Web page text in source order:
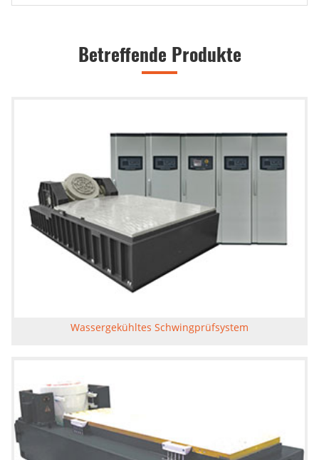
Betreffende Produkte
Wassergekühltes Schwingprüfsystem